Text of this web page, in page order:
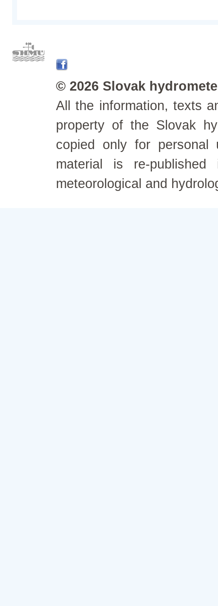
© 2026 Slovak
All the information, texts
property of the Slovak
copied only for personal
material is re-
meteorological and